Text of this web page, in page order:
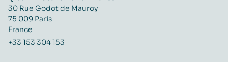
30 Rue Godot de Mauroy
75 009 Paris
France
+33 153 304 153